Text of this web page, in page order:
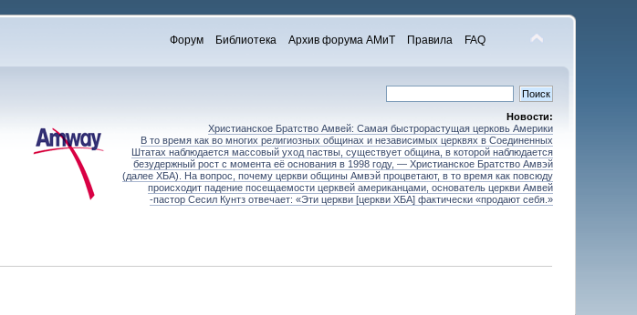
Форум Библиотека Архив форума АМиТ Правила FAQ
Новости:
Христианское Братство Амвей: Самая быстрорастущая церковь Америки
В то время как во многих религиозных общинах и независимых церквях в Соединенных
Штатах наблюдается массовый уход паствы, существует община, в которой наблюдается
безудержный рост с момента её основания в 1998 году, — Христианское Братство Амвэй
(далее ХБА). На вопрос, почему церкви общины Амвэй процветают, в то время как повсюду
происходит падение посещаемости церквей американцами, основатель церкви Амвей
-пастор Сесил Кунтз отвечает: «Эти церкви [церкви ХБА] фактически «продают себя.»